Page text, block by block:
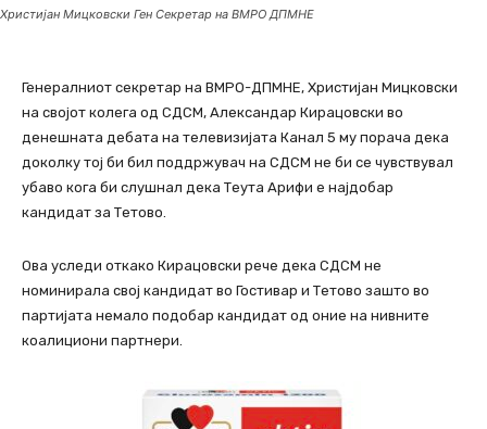
Христијан Мицковски Ген Секретар на ВМРО ДПМНЕ
Генералниот секретар на ВМРО-ДПМНЕ, Христијан Мицковски
на својот колега од СДСМ, Александар Кирацовски во
денешната дебата на телевизијата Канал 5 му порача дека
доколку тој би бил поддржувач на СДСМ не би се чувствувал
убаво кога би слушнал дека Теута Арифи е најдобар
кандидат за Тетово.
Ова уследи откако Кирацовски рече дека СДСМ не
номинирала свој кандидат во Гостивар и Тетово зашто во
партијата немало подобар кандидат од оние на нивните
коалициони партнери.